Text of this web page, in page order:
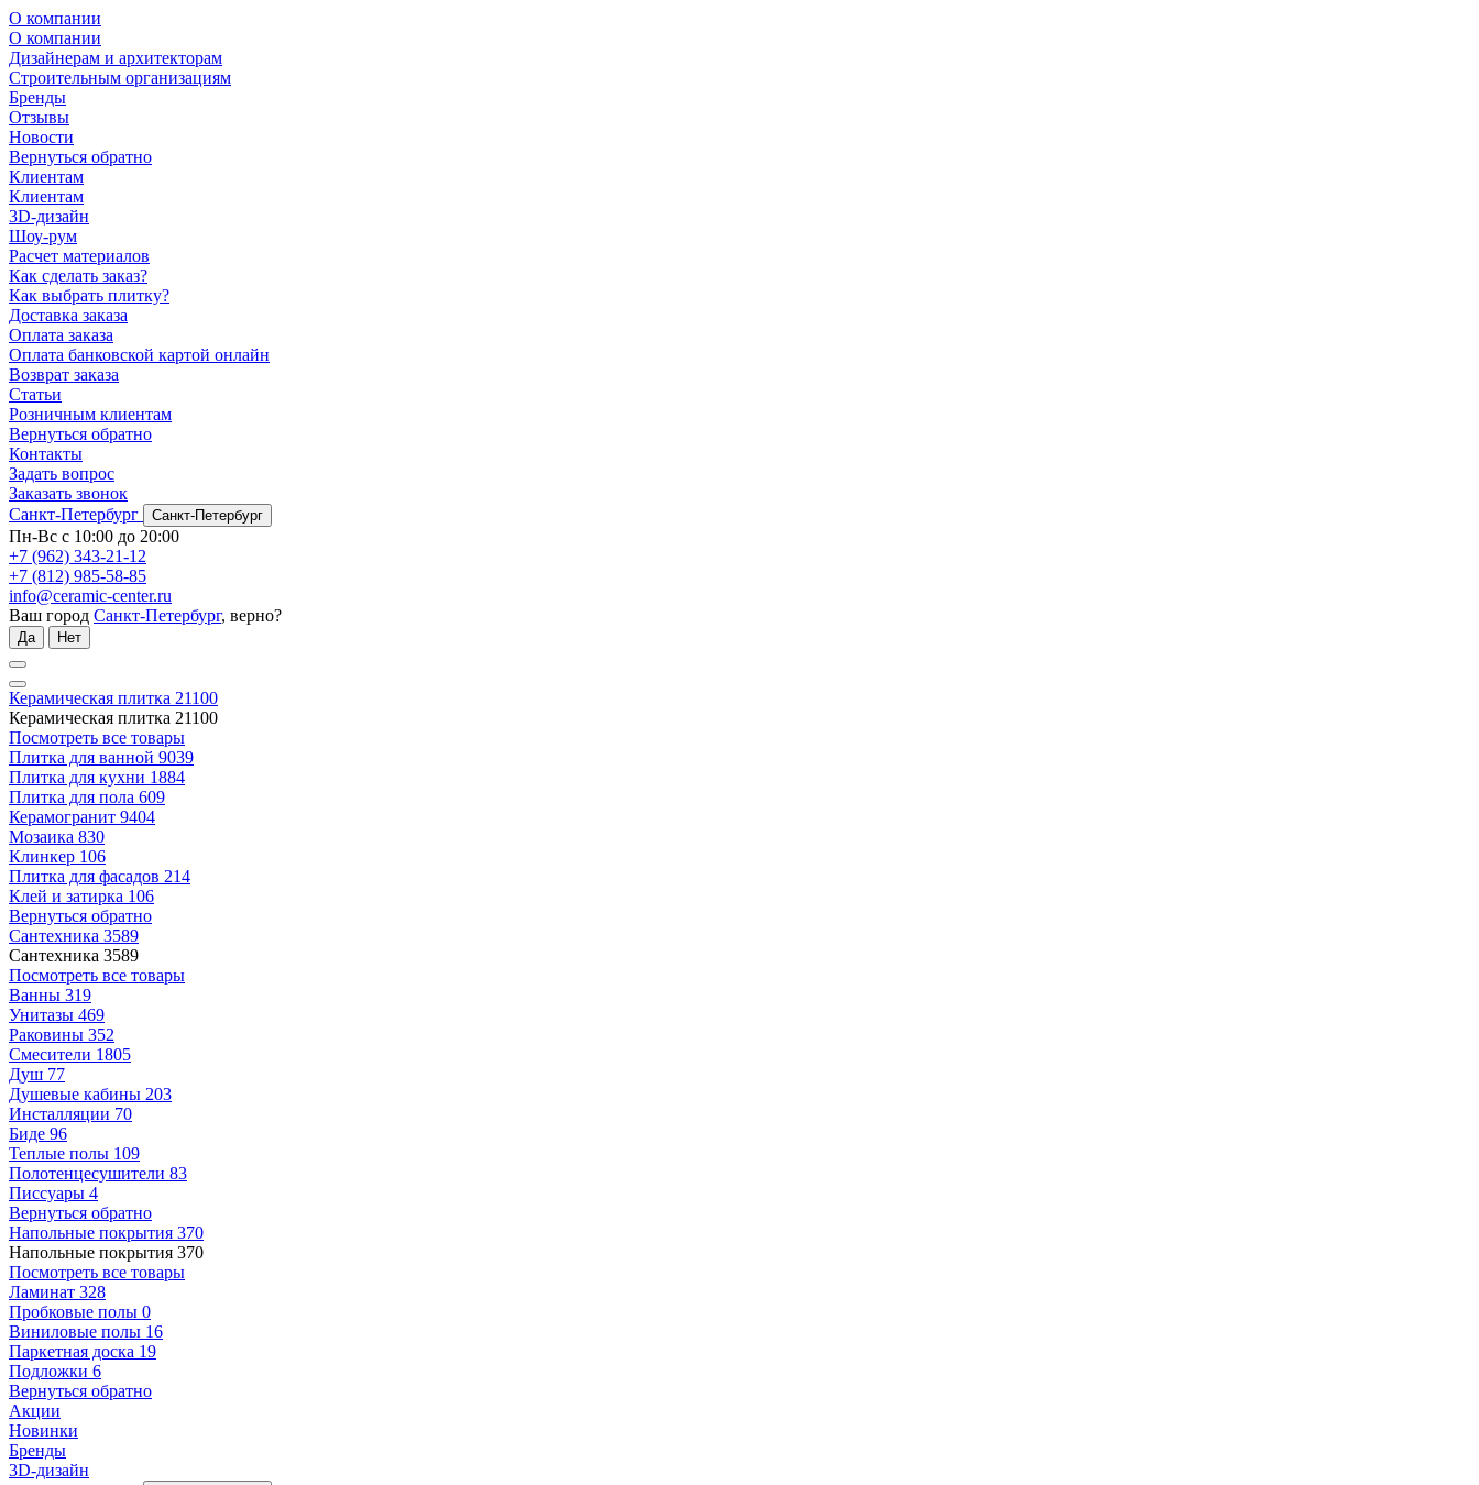
О компании
О компании
Дизайнерам и архитекторам
Строительным организациям
Бренды
Отзывы
Новости
Вернуться обратно
Клиентам
Клиентам
3D-дизайн
Шоу-рум
Расчет материалов
Как сделать заказ?
Как выбрать плитку?
Доставка заказа
Оплата заказа
Оплата банковской картой онлайн
Возврат заказа
Статьи
Розничным клиентам
Вернуться обратно
Контакты
Задать вопрос
Заказать звонок
Санкт-Петербург
Санкт-Петербург
Пн-Вс с 10:00 до 20:00
+7 (962) 343-21-12
+7 (812) 985-58-85
info@ceramic-center.ru
Ваш город Санкт-Петербург, верно?
Да Нет
Керамическая плитка 21100
Керамическая плитка 21100
Посмотреть все товары
Плитка для ванной 9039
Плитка для кухни 1884
Плитка для пола 609
Керамогранит 9404
Мозаика 830
Клинкер 106
Плитка для фасадов 214
Клей и затирка 106
Вернуться обратно
Сантехника 3589
Сантехника 3589
Посмотреть все товары
Ванны 319
Унитазы 469
Раковины 352
Смесители 1805
Душ 77
Душевые кабины 203
Инсталляции 70
Биде 96
Теплые полы 109
Полотенцесушители 83
Писсуары 4
Вернуться обратно
Напольные покрытия 370
Напольные покрытия 370
Посмотреть все товары
Ламинат 328
Пробковые полы 0
Виниловые полы 16
Паркетная доска 19
Подложки 6
Вернуться обратно
Акции
Новинки
Бренды
3D-дизайн